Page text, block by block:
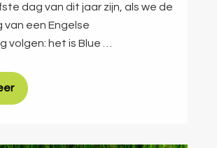
dag van dit jaar zijn, als we de
van een Engelse
volgen: het is Blue …